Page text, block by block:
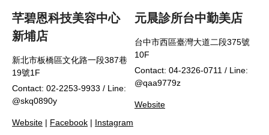
芊碧恩科技美容中心
新埔店
新北市板橋區文化路一段387巷
19號1F
Contact: 02-2253-9933 / Line:
@skq0890y
Website | Facebook | Instagram
元晨診所台中勤美店
台中市西區臺灣大道二段375號
10F
Contact: 04-2326-0711 / Line:
@qaa9779z
Website